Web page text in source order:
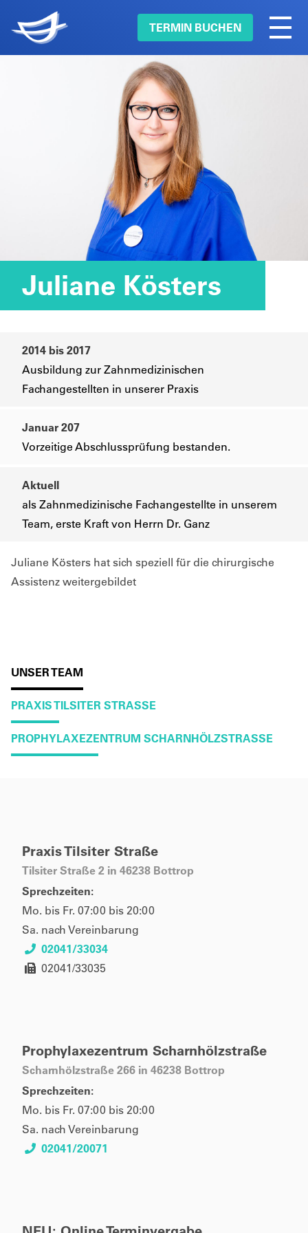
TERMIN BUCHEN
Juliane Kösters
UNSER TEAM
PRAXIS TILSITER STRASSE
PROPHYLAXEZENTRUM SCHARNHÖLZSTRASSE
2014 bis 2017
Ausbildung zur Zahnmedizinischen
Fachangestellten in unserer Praxis
Januar 207
Vorzeitige Abschlussprüfung bestanden.
Aktuell
als Zahnmedizinische Fachangestellte in unserem
Team, erste Kraft von Herrn Dr. Ganz
Juliane Kösters hat sich speziell für die chirurgische
Assistenz weitergebildet
Praxis Tilsiter Straße
Tilsiter Straße 2 in 46238 Bottrop
Sprechzeiten:
Mo. bis Fr. 07:00 bis 20:00
Sa. nach Vereinbarung
02041/33034
02041/33035
Prophylaxezentrum Scharnhölzstraße
Scharnhölzstraße 266 in 46238 Bottrop
Sprechzeiten:
Mo. bis Fr. 07:00 bis 20:00
Sa. nach Vereinbarung
02041/20071